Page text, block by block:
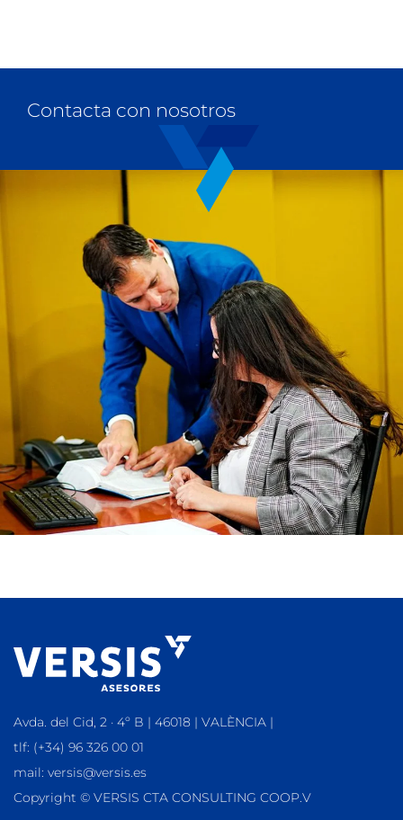
Contacta con nosotros
Avda. del Cid, 2 · 4º B | 46018 | VALÈNCIA |
tlf: (+34) 96 326 00 01
mail: versis@versis.es
Copyright © VERSIS CTA CONSULTING COOP.V